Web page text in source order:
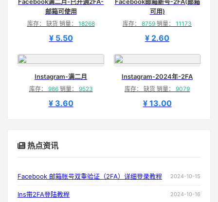
邮箱可使用
库存： 缺货 销量： 18268
¥ 5.50
可用)
库存： 8759 销量： 11173
¥ 2.60
Instagram-满二月
库存： 986销量： 9523
¥ 3.60
Instagram-2024年-2FA
库存： 缺货 销量： 9079
¥ 13.00
热点资讯
Facebook 邮箱账号双重验证（2FA）详细登录教程 2024-10-15
Ins带2FA登陆教程 2024-10-16